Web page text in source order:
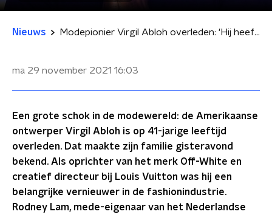
Nieuws Modepionier Virgil Abloh overleden: 'Hij heeft de weg geopend voor zwarte ontwerpers'
ma 29 november 2021 16:03
Een grote schok in de modewereld: de Amerikaanse
ontwerper Virgil Abloh is op 41-jarige leeftijd
overleden. Dat maakte zijn familie gisteravond
bekend. Als oprichter van het merk Off-White en
creatief directeur bij Louis Vuitton was hij een
belangrijke vernieuwer in de fashionindustrie.
Rodney Lam, mede-eigenaar van het Nederlandse